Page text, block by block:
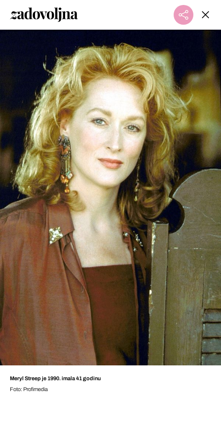
Meryl Streep je 1990. imala 41 godinu
Foto: Profimedia